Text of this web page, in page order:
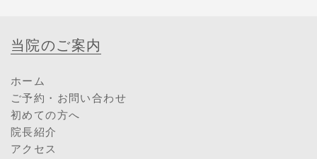
当院のご案内
ホーム
ご予約・お問い合わせ
初めての方へ
院長紹介
アクセス